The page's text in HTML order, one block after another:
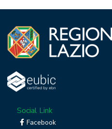
Social Link
Facebook